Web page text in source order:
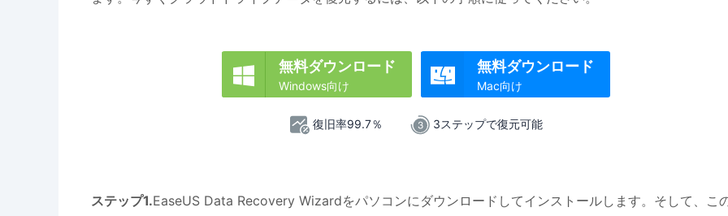
 無料ダウンロード
Windows向け

無料ダウンロード
Mac向け
復旧率99.7％ 3ステップで復元可能
ステップ1.EaseUS Data Recovery Wizardをパソコンにダウンロードしてインストールします。そして、こ